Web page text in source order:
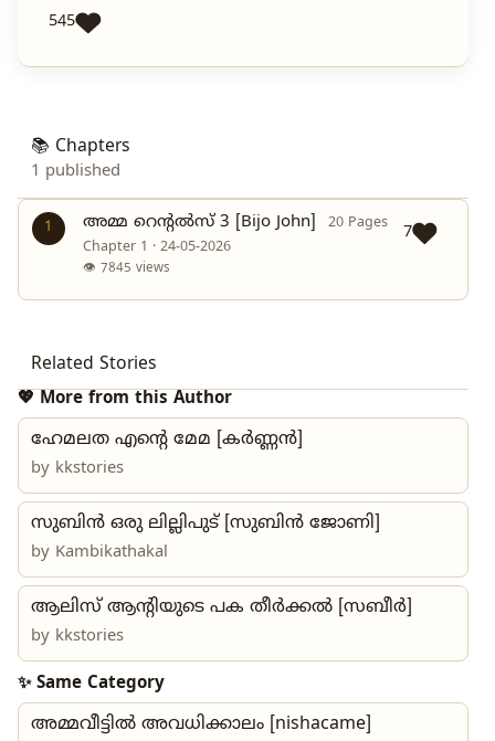
545
📚 Chapters
1 published
1 അമ്മ റെന്റൽസ് 3 [Bijo John]
20 Pages
Chapter 1 · 24-05-2026
👁 7845 views
7
Related Stories
💖 More from this Author
ഹേമലത എന്റെ മേമ [കർണ്ണൻ]
by kkstories
സുബിൻ ഒരു ലില്ലിപുട് [സുബിൻ ജോണി]
by Kambikathakal
ആലിസ് ആന്റിയുടെ പക തീർക്കൽ [സബീർ]
by kkstories
✨ Same Category
അമ്മവീട്ടില്‍ അവധിക്കാലം [nishacame]